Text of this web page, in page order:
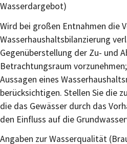
Wasserdargebot)
Wird bei großen Entnahmen die
Wasserhaushaltsbilanzierung
Gegenüberstellung der Zu- und
Betrachtungsraum
Aussagen eines
berücksichtigen. Stellen Sie die
die das Gewässer durch das
den Einfluss auf die
Angaben zur Wasserqualität